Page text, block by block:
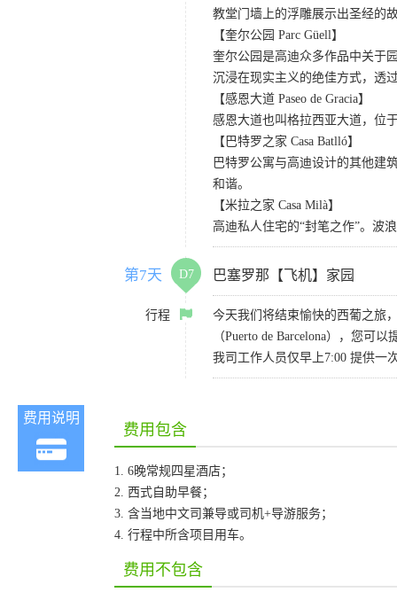
教堂门墙上的浮雕展示出圣经的
【奎尔公园 Parc Güell】
奎尔公园是高迪众多作品中关于
沉浸在现实主义的绝佳方式，透
【感恩大道 Paseo de Gracia】
感恩大道也叫格拉西亚大道，位
【巴特罗之家 Casa Batlló】
巴特罗公寓与高迪设计的其他建
和谐。
【米拉之家 Casa Milà】
高迪私人住宅的“封笔之作”。波
第7天 D7 巴塞罗那【飞机】家园
行程
今天我们将结束愉快的西葡之旅
（Puerto de Barcelona），您可
我司工作人员仅早上7:00 提供一
费用说明
费用包含
1. 6晚常规四星酒店；
2. 西式自助早餐；
3. 含当地中文司兼导或司机+导游服务；
4. 行程中所含项目用车。
费用不包含